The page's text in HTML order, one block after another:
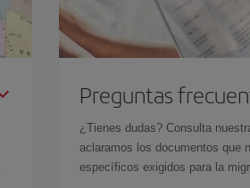
Preguntas
¿Tienes dudas? Consulta
aclaramos los documentos que
específicos exigidos para la